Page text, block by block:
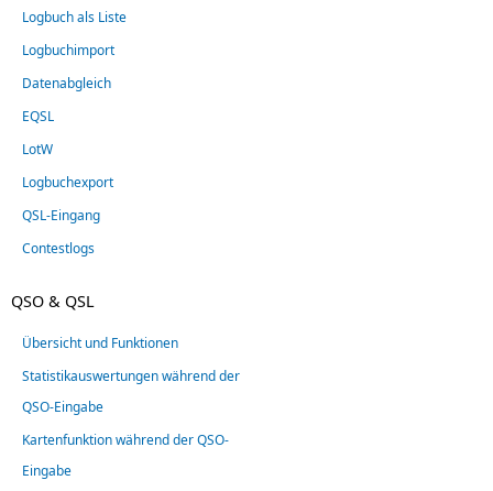
Logbuch als Liste
Logbuchimport
Datenabgleich
EQSL
LotW
Logbuchexport
QSL-Eingang
Contestlogs
QSO & QSL
Übersicht und Funktionen
Statistikauswertungen während der
QSO-Eingabe
Kartenfunktion während der QSO-
Eingabe